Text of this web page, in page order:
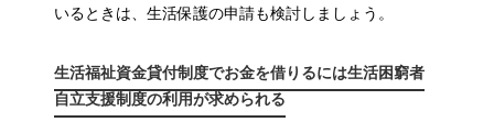
いるときは、生活保護の申請も検討しましょう。
生活福祉資金貸付制度でお金を借りるには生活困窮者
自立支援制度の利用が求められる